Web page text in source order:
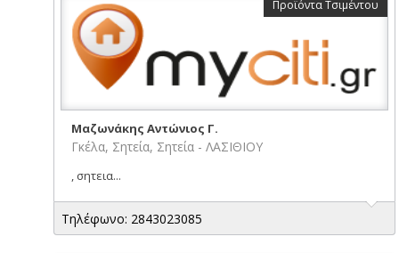
Προϊόντα Τσιμέντου
Μαζωνάκης Αντώνιος Γ.
Γκέλα, Σητεία, Σητεία - ΛΑΣΙΘΙΟΥ
, σητεια...
Τηλέφωνο: 2843023085